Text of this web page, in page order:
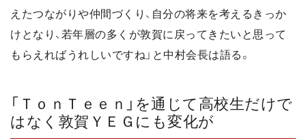
えたつながりや仲間づくり、自分の将来を考えるきっか
けとなり、若年層の多くが敦賀に戻ってきたいと思って
もらえればうれしいですね」と中村会長は語る。
「ＴｏｎＴｅｅｎ」を通じて高校生だけで
はなく敦賀ＹＥＧにも変化が